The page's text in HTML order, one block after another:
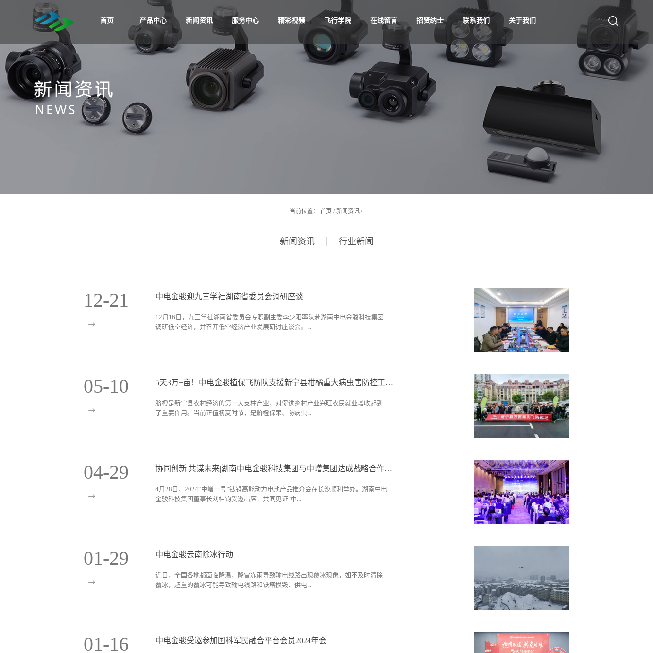
首页 产品中心 新闻资讯 服务中心 精彩视频 飞行学院 在线留言 招贤纳士 联系我们 关于我们
当前位置： 首页 /新闻资讯 /
新闻资讯 行业新闻
中电金骏迎九三学社湖南省委员会调研座谈
12月16日，九三学社湖南省委员会专职副主委李少阳率队赴湖南中电金骏科技集团
调研低空经济，并召开低空经济产业发展研讨座谈会。...
一行参观考察了湖南中电金骏科技集团最新产品及智慧展厅，详细了解了企业在无
省无人机行业协会会长黄正中介绍了无人机协会情况，社省委会参政议政处介绍了
空产业的相关建议。刘桂钧、江未来、杨友志、于博智、杨清芳、马建等与会专家
和企业代表就相关提案、建议与行业发展诉求发言。与会人员围绕低空+农业、低空
勃发展注入强劲动力，全力助推区域低空经济腾飞。吴金明认为，湖南省发展低空
经济的基础条件优越，2020年9月，成为全国首个全域低空空域管理改革试点。试点
在对低空...
12-21
5天3万+亩！中电金骏植保飞防队支援新宁县柑橘重大病虫害防控工作！
脐橙是新宁县农村经济的第一大支柱产业，对促进乡村产业兴旺农民就业增收起到
了重要作用。当前正值初夏时节，是脐橙保果、防病虫...
团受新宁县政府委托，前往当地支援柑橘重大病虫害防控工作。为飞防工作更好开
会；4月22日，新宁县政府在金石镇良山国际会展中心开展了新宁县2024年柑橘木虱
密度控制在 0.4头/百梢以下(或柑橘木虱虫口密度减退率在90%以上)。走进飞防现
场，数架植保无人机次第腾空而起，按设定程序在柑橘园上空穿梭，喷头将雾状药
业生态。湖南中电金骏科技集团飞防队共计完成新宁县病虫害防控面积32000余亩，
平均每天调配无人机约30架，单日最高可达42架，实际作业天数约6天，效率相较于
更强，飘移少，高效环保，农...
05-10
协同创新 共谋未来|湖南中电金骏科技集团与中嶒集团达成战略合作关系！
4月28日，2024“中嶒一号”钛锂高能动力电池产品推介会在长沙顺利举办。湖南中电
金骏科技集团董事长刘桂钧受邀出席，共同见证"中...
各界领导嘉宾表示热烈的欢迎和感谢。全面深化改革落地方案工作组负责人胡唐军
力电池产品推介会顺利召开、圆满成功。推介会上，中嶒集团发布全新发展战略，
总工程师银少伟介绍到，与传统动力电池相比，“中嶒一号”能量密度高达
350Wh/kg，远高于市场同类已装车动力电池产品。同时，“中嶒一号”还兼具良好倍
领先企业，研发推出的“中嶒一号”电池在性能、安全和可靠性等方面在行业内具有显
著优势，此次合作可谓是优势互补、互利共赢。以此次合作为起点，湖南中电金骏
04-29
中电金骏云南除冰行动
近日，全国各地都面临降温，降雪冻雨导致输电线路出现覆冰现象，如不及时清除
覆冰，超重的覆冰可能导致输电线路和铁塔损毁、供电...
杨威、刘玺一行参与，配合国网湖南电力前往益阳桃江县；云南剑河县、镇雄县、
金骏飞手精准地操作下，只用几秒钟无人机便飞到了线路平行位置，并利用无人机
01-29
中电金骏受邀参加国科军民融合平台会员2024年会
01-16